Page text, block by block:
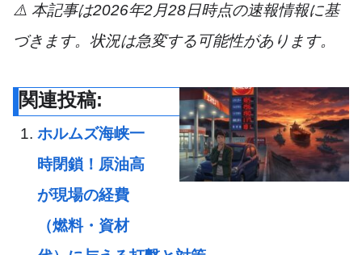
⚠️ 本記事は2026年2月28日時点の速報情報に基
づきます。状況は急変する可能性があります。
関連投稿:
ホルムズ海峡一
時閉鎖！原油高
が現場の経費
（燃料・資材